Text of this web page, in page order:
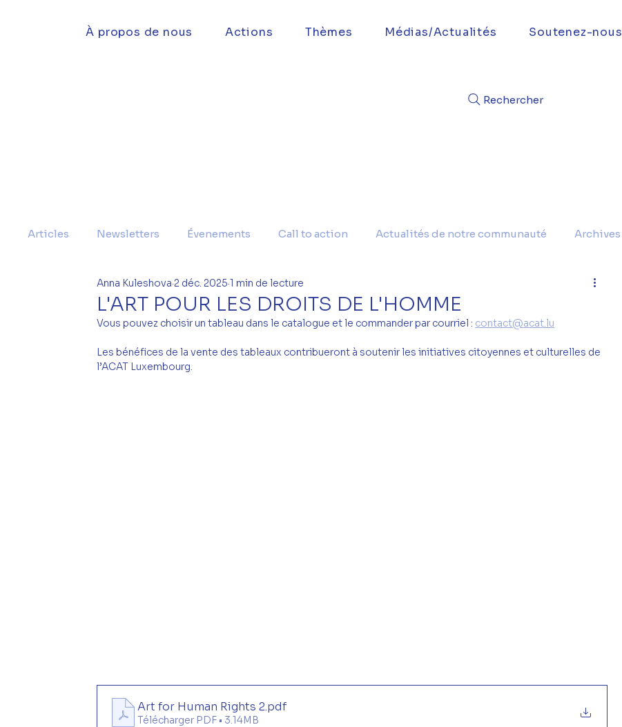
Rechercher
À propos de nous Actions Thèmes Médias/Actualités Soutenez-nous
Articles Newsletters Évenements Call to action Actualités de notre communauté Archives
L'ART POUR LES DROITS DE L'HOMME
Anna Kuleshova 2 déc. 2025 1 min de lecture
Vous pouvez choisir un tableau dans le catalogue et le commander par courriel : contact@acat.lu
Les bénéfices de la vente des tableaux contribueront à soutenir les initiatives citoyennes et culturelles de
l’ACAT Luxembourg.
Art for Human Rights 2.pdf
Télécharger PDF • 3.14MB